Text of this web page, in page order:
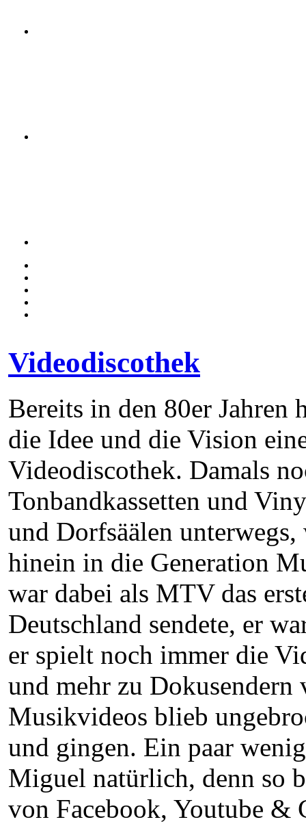
Videodiscothek
Bereits in den 80er Jahren
die Idee und die Vision
Videodiscothek. Damals
Tonbandkassetten und
und Dorfsäälen
hinein in die Generation
war dabei als MTV das
Deutschland sendete, er
er spielt noch immer die
und mehr zu
Musikvideos blieb
und gingen. Ein paar
Miguel natürlich, denn so
von Facebook, Youtube &